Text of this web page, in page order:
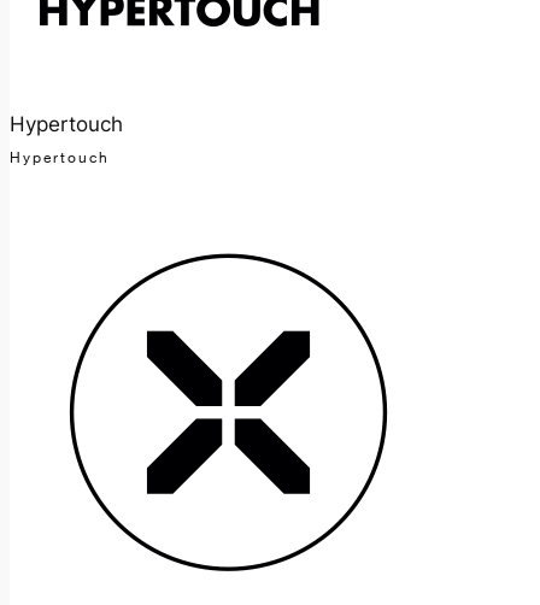
Hypertouch
Hypertouch